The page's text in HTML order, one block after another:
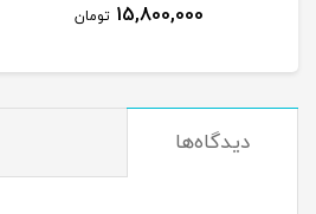
15,800,000 تومان
دیدگاه‌ها